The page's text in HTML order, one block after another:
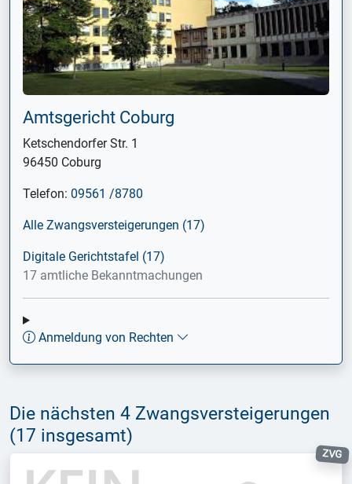
Die nächsten 4 Zwangsversteigerungen
(17 insgesamt)
ZVG
Amtsgericht Coburg
Ketschendorfer Str. 1
96450 Coburg
Telefon: 09561 /8780
Alle Zwangsversteigerungen (17)
Digitale Gerichtstafel (17)
17 amtliche Bekanntmachungen
Anmeldung von Rechten